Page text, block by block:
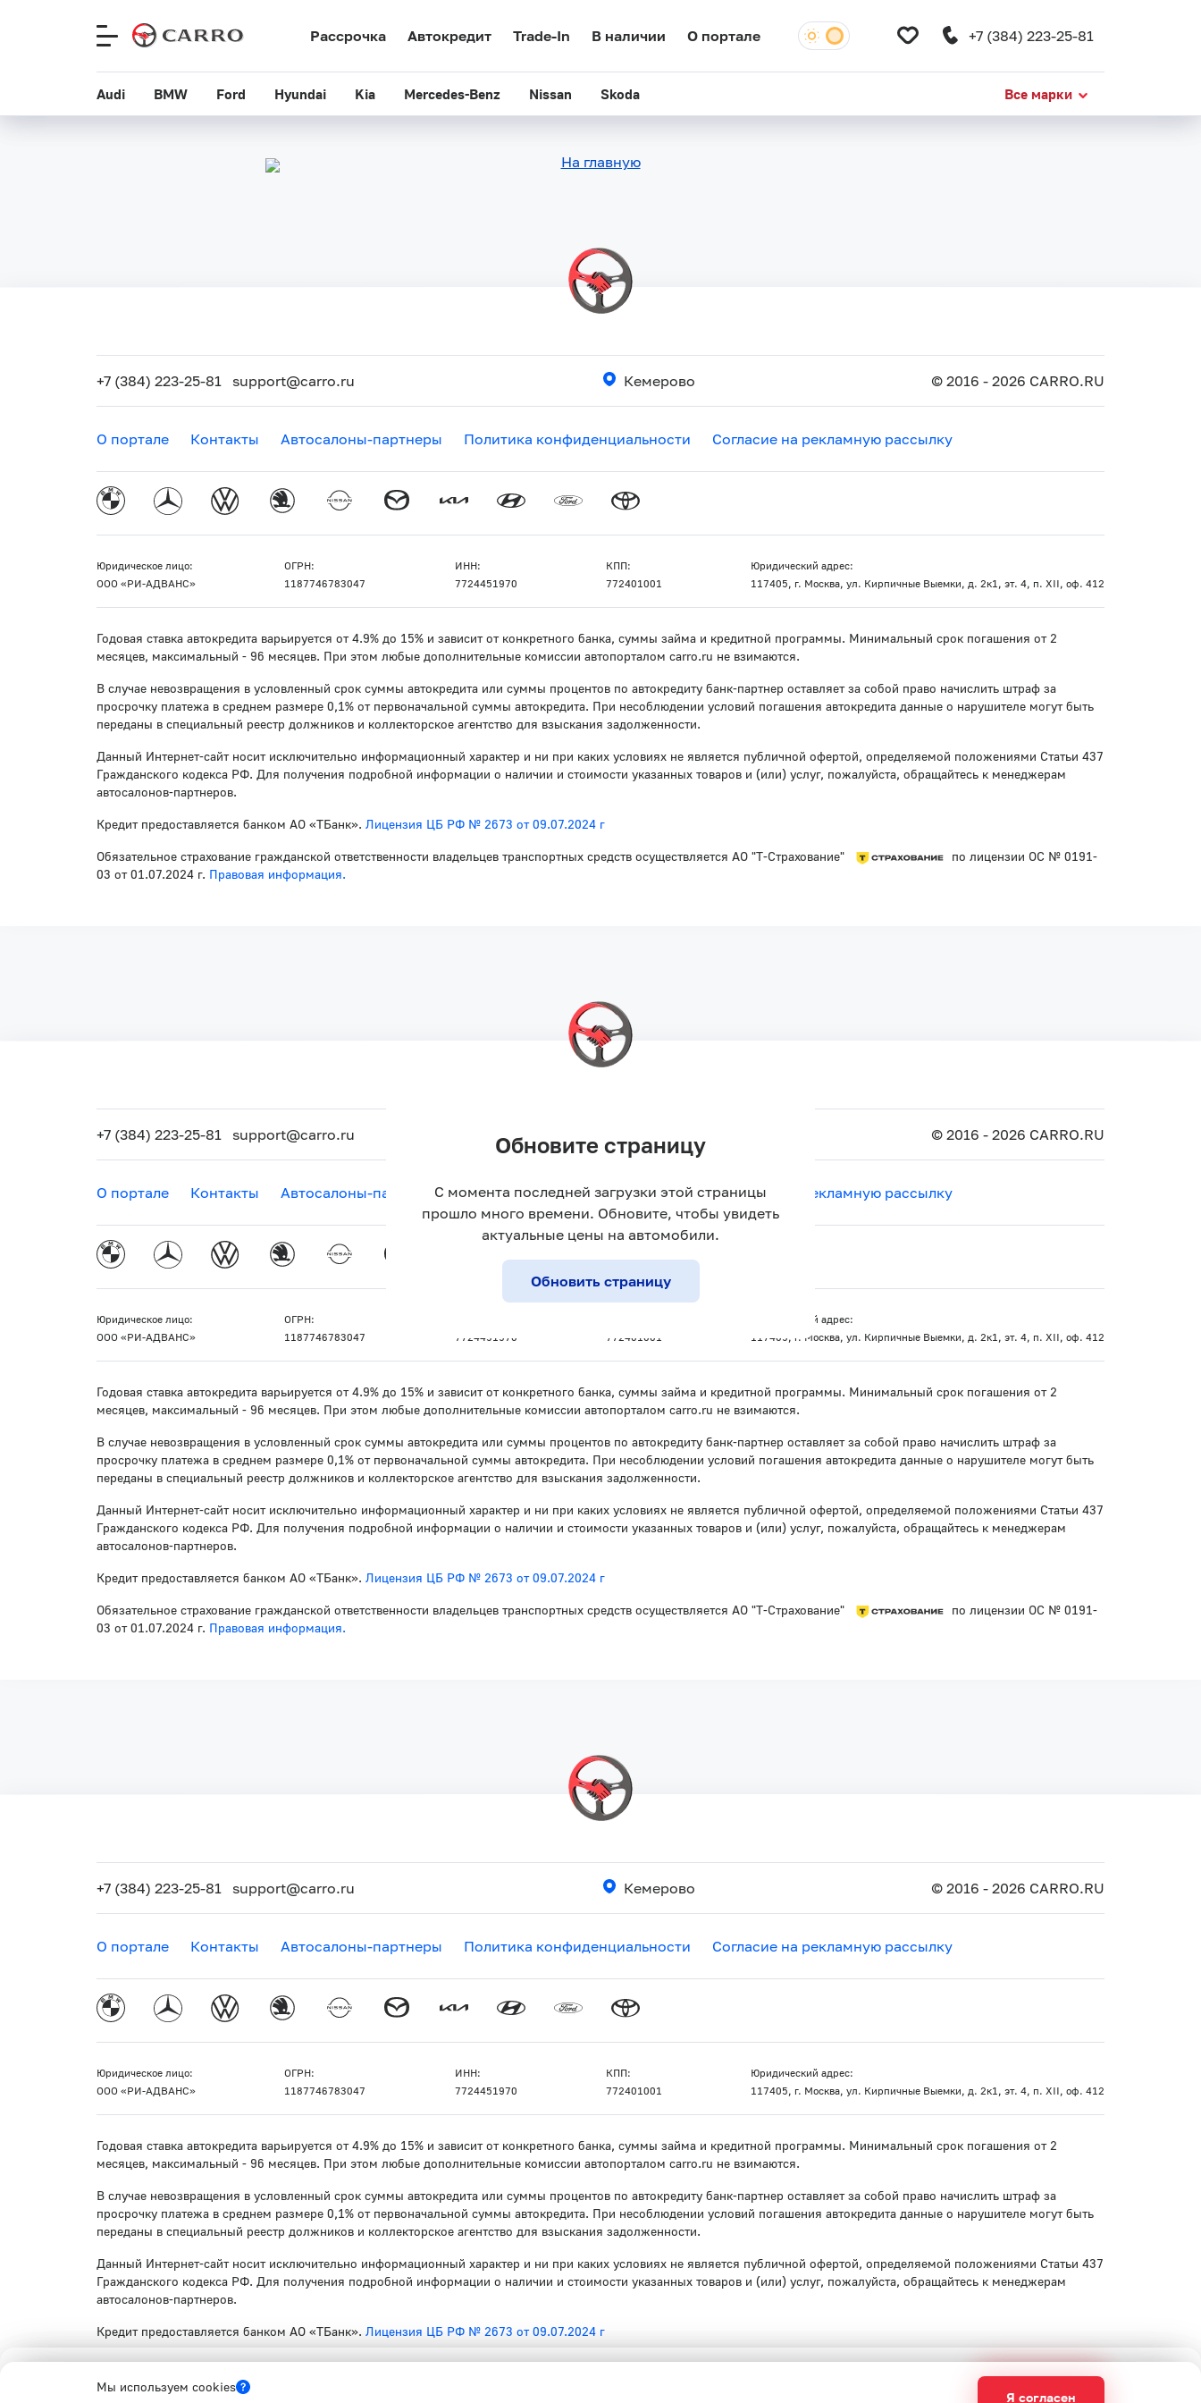
Рассрочка Автокредит Trade-In В наличии О портале +7 (384) 223-25-81
Audi BMW Ford Hyundai Kia Mercedes-Benz Nissan Skoda Все марки
На главную
+7 (384) 223-25-81 support@carro.ru Кемерово © 2016 - 2026 CARRO.RU
О портале Контакты Автосалоны-партнеры Политика конфиденциальности Согласие на рекламную рассылку
Юридическое лицо:
ООО «РИ-АДВАНС»
ОГРН:
1187746783047
ИНН:
7724451970
КПП:
772401001
Юридический адрес:
117405, г. Москва, ул. Кирпичные Выемки, д. 2к1, эт. 4, п. XII, оф. 412
Годовая ставка автокредита варьируется от 4.9% до 15% и зависит от конкретного банка, суммы займа и кредитной программы. Минимальный срок погашения от 2
месяцев, максимальный - 96 месяцев. При этом любые дополнительные комиссии автопорталом carro.ru не взимаются.
В случае невозвращения в условленный срок суммы автокредита или суммы процентов по автокредиту банк-партнер оставляет за собой право начислить штраф за
просрочку платежа в среднем размере 0,1% от первоначальной суммы автокредита. При несоблюдении условий погашения автокредита данные о нарушителе могут быть
переданы в специальный реестр должников и коллекторское агентство для взыскания задолженности.
Данный Интернет-сайт носит исключительно информационный характер и ни при каких условиях не является публичной офертой, определяемой положениями Статьи 437
Гражданского кодекса РФ. Для получения подробной информации о наличии и стоимости указанных товаров и (или) услуг, пожалуйста, обращайтесь к менеджерам
автосалонов-партнеров.
Кредит предоставляется банком АО «ТБанк». Лицензия ЦБ РФ № 2673 от 09.07.2024 г
Обязательное страхование гражданской ответственности владельцев транспортных средств осуществляется АО "Т-Страхование"
по лицензии ОС № 0191-
03 от 01.07.2024 г. Правовая информация.
+7 (384) 223-25-81 support@carro.ru © 2016 - 2026 CARRO.RU
О портале Контакты Автосалоны-партнеры Политика конфиденциальности Согласие на рекламную рассылку
Юридическое лицо:
ООО «РИ-АДВАНС»
ОГРН:
1187746783047
7724451970
772401001
Юридический адрес:
117405, г. Москва, ул. Кирпичные Выемки, д. 2к1, эт. 4, п. XII, оф. 412
Годовая ставка автокредита варьируется от 4.9% до 15% и зависит от конкретного банка, суммы займа и кредитной программы. Минимальный срок погашения от 2
месяцев, максимальный - 96 месяцев. При этом любые дополнительные комиссии автопорталом carro.ru не взимаются.
В случае невозвращения в условленный срок суммы автокредита или суммы процентов по автокредиту банк-партнер оставляет за собой право начислить штраф за
просрочку платежа в среднем размере 0,1% от первоначальной суммы автокредита. При несоблюдении условий погашения автокредита данные о нарушителе могут быть
переданы в специальный реестр должников и коллекторское агентство для взыскания задолженности.
Данный Интернет-сайт носит исключительно информационный характер и ни при каких условиях не является публичной офертой, определяемой положениями Статьи 437
Гражданского кодекса РФ. Для получения подробной информации о наличии и стоимости указанных товаров и (или) услуг, пожалуйста, обращайтесь к менеджерам
автосалонов-партнеров.
Кредит предоставляется банком АО «ТБанк». Лицензия ЦБ РФ № 2673 от 09.07.2024 г
Обязательное страхование гражданской ответственности владельцев транспортных средств осуществляется АО "Т-Страхование"
по лицензии ОС № 0191-
03 от 01.07.2024 г. Правовая информация.
Мы используем cookies
Я согласен
Рассрочка Автокредит Trade-In В наличии О портале +7 (384) 223-25-81
Audi BMW Ford Hyundai Kia Mercedes-Benz Nissan Skoda Все марки
+7 (384) 223-25-81 support@carro.ru Кемерово © 2016 - 2026 CARRO.RU
О портале Контакты Автосалоны-партнеры Политика конфиденциальности Согласие на рекламную рассылку
Юридическое лицо:
ООО «РИ-АДВАНС»
ОГРН:
1187746783047
ИНН:
7724451970
КПП:
772401001
Юридический адрес:
117405, г. Москва, ул. Кирпичные Выемки, д. 2к1, эт. 4, п. XII, оф. 412
Годовая ставка автокредита варьируется от 4.9% до 15% и зависит от конкретного банка, суммы займа и кредитной программы. Минимальный срок погашения от 2
месяцев, максимальный - 96 месяцев. При этом любые дополнительные комиссии автопорталом carro.ru не взимаются.
В случае невозвращения в условленный срок суммы автокредита или суммы процентов по автокредиту банк-партнер оставляет за собой право начислить штраф за
просрочку платежа в среднем размере 0,1% от первоначальной суммы автокредита. При несоблюдении условий погашения автокредита данные о нарушителе могут быть
переданы в специальный реестр должников и коллекторское агентство для взыскания задолженности.
Данный Интернет-сайт носит исключительно информационный характер и ни при каких условиях не является публичной офертой, определяемой положениями Статьи 437
Гражданского кодекса РФ. Для получения подробной информации о наличии и стоимости указанных товаров и (или) услуг, пожалуйста, обращайтесь к менеджерам
автосалонов-партнеров.
Кредит предоставляется банком АО «ТБанк». Лицензия ЦБ РФ № 2673 от 09.07.2024 г
Обязательное страхование гражданской ответственности владельцев транспортных средств осуществляется АО "Т-Страхование"
по лицензии ОС № 0191-
03 от 01.07.2024 г.
Правовая информация.
Мы используем cookies
Я согласен
Обновите страницу
С момента последней загрузки этой страницы
прошло много времени. Обновите, чтобы увидеть
актуальные цены на автомобили.
Обновить страницу
Обновите страницу
С момента последней загрузки этой страницы
прошло много времени. Обновите, чтобы увидеть
актуальные цены на автомобили.
Обновить страницу